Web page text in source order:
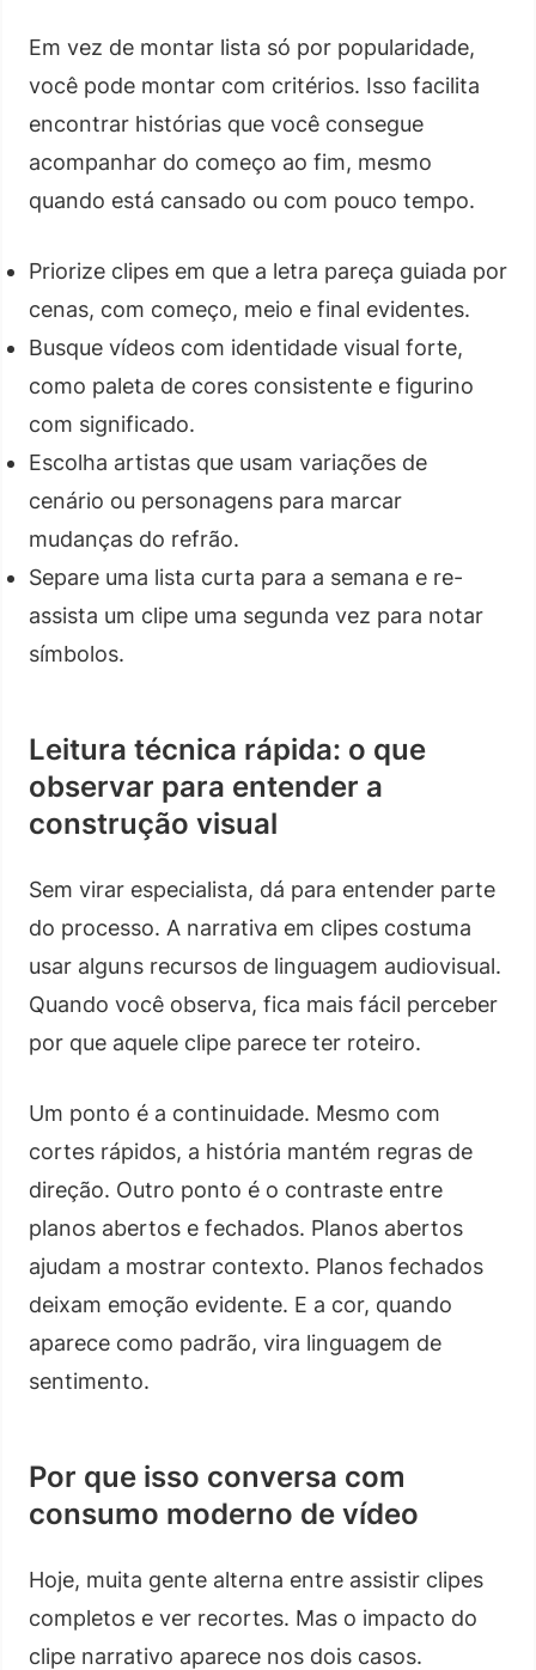
Em vez de montar lista só por popularidade,
você pode montar com critérios. Isso facilita
encontrar histórias que você consegue
acompanhar do começo ao fim, mesmo
quando está cansado ou com pouco tempo.
Priorize clipes em que a letra pareça guiada por
cenas, com começo, meio e final evidentes.
Busque vídeos com identidade visual forte,
como paleta de cores consistente e figurino
com significado.
Escolha artistas que usam variações de
cenário ou personagens para marcar
mudanças do refrão.
Separe uma lista curta para a semana e re-
assista um clipe uma segunda vez para notar
símbolos.
Leitura técnica rápida: o que
observar para entender a
construção visual
Sem virar especialista, dá para entender parte
do processo. A narrativa em clipes costuma
usar alguns recursos de linguagem audiovisual.
Quando você observa, fica mais fácil perceber
por que aquele clipe parece ter roteiro.
Um ponto é a continuidade. Mesmo com
cortes rápidos, a história mantém regras de
direção. Outro ponto é o contraste entre
planos abertos e fechados. Planos abertos
ajudam a mostrar contexto. Planos fechados
deixam emoção evidente. E a cor, quando
aparece como padrão, vira linguagem de
sentimento.
Por que isso conversa com
consumo moderno de vídeo
Hoje, muita gente alterna entre assistir clipes
completos e ver recortes. Mas o impacto do
clipe narrativo aparece nos dois casos.